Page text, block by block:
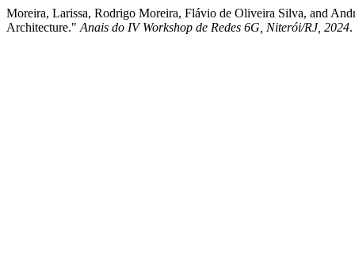
Moreira, Larissa, Rodrigo Moreira, Flávio de Oliveira Silva, and
Architecture." Anais do IV Workshop de Redes 6G, Niterói/RJ, 2024